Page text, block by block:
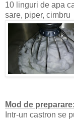
10 linguri de apa
sare, piper, cimbru
Mod de preparare:
Intr-un castron se